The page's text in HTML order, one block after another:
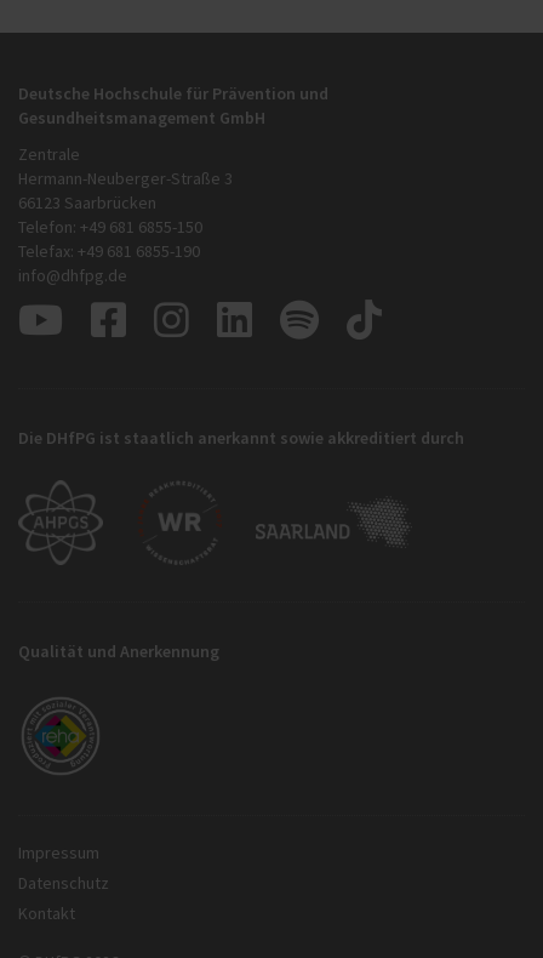
Deutsche Hochschule für Prävention und
Gesundheitsmanagement GmbH
Zentrale
Hermann-Neuberger-Straße 3
66123 Saarbrücken
Telefon: +49 681 6855-150
Telefax: +49 681 6855-190
info@dhfpg.de
Die DHfPG ist staatlich anerkannt sowie akkreditiert durch
Qualität und Anerkennung
Impressum
Datenschutz
Kontakt